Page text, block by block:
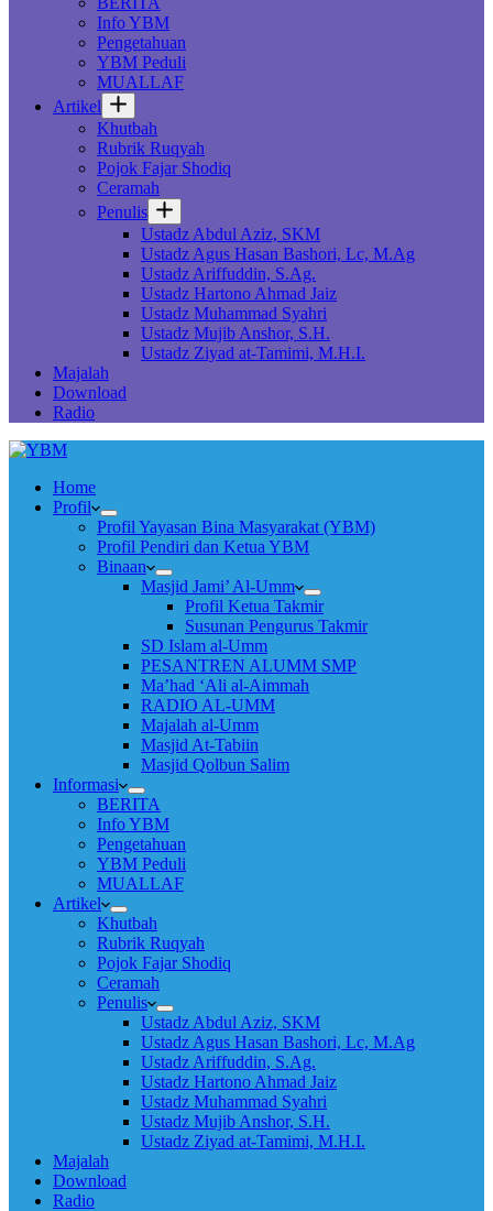
Info YBM
Pengetahuan
YBM Peduli
MUALLAF
Artikel
Khutbah
Rubrik Ruqyah
Pojok Fajar Shodiq
Ceramah
Penulis
Ustadz Abdul Aziz, SKM
Ustadz Agus Hasan Bashori, Lc, M.Ag
Ustadz Ariffuddin, S.Ag.
Ustadz Hartono Ahmad Jaiz
Ustadz Muhammad Syahri
Ustadz Mujib Anshor, S.H.
Ustadz Ziyad at-Tamimi, M.H.I.
Majalah
Download
Radio
Home
Profil
Profil Yayasan Bina Masyarakat (YBM)
Profil Pendiri dan Ketua YBM
Binaan
Masjid Jami’ Al-Umm
Profil Ketua Takmir
Susunan Pengurus Takmir
SD Islam al-Umm
PESANTREN ALUMM SMP
Ma’had ‘Ali al-Aimmah
RADIO AL-UMM
Majalah al-Umm
Masjid At-Tabiin
Masjid Qolbun Salim
Informasi
BERITA
Info YBM
Pengetahuan
YBM Peduli
MUALLAF
Artikel
Khutbah
Rubrik Ruqyah
Pojok Fajar Shodiq
Ceramah
Penulis
Ustadz Abdul Aziz, SKM
Ustadz Agus Hasan Bashori, Lc, M.Ag
Ustadz Ariffuddin, S.Ag.
Ustadz Hartono Ahmad Jaiz
Ustadz Muhammad Syahri
Ustadz Mujib Anshor, S.H.
Ustadz Ziyad at-Tamimi, M.H.I.
Majalah
Download
Radio